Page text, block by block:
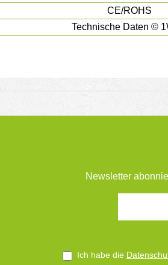
CE/ROHS
Technische Daten ©
Newsletter
Ich habe die